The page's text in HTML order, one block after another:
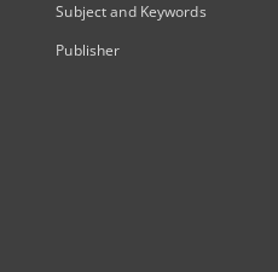
Subject and Keywords
Publisher